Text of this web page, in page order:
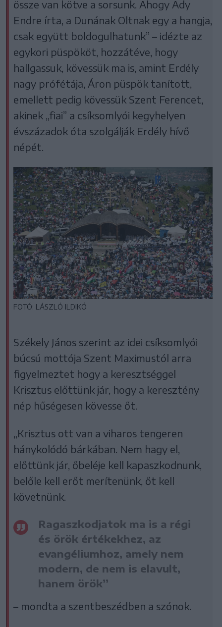
össze van kötve a sorsunk. Ahogy Ady
Endre írta, a Dunának Oltnak egy a hangja,
csak együtt boldogulhatunk” – idézte az
egykori püspököt, hozzátéve, hogy
hallgassuk, kövessük ma is, amint Erdély
nagy prófétája, Áron püspök tanított,
emellett pedig kövessük Szent Ferencet,
akinek „fiai” a csíksomlyói kegyhelyen
évszázadok óta szolgálják Erdély hívő
népét.
FOTÓ: LÁSZLÓ ILDIKÓ
Székely János szerint az idei csíksomlyói
búcsú mottója Szent Maximustól arra
figyelmeztet hogy a keresztséggel
Krisztus előttünk jár, hogy a keresztény
nép hűségesen kövesse őt.
„Krisztus ott van a viharos tengeren
hánykolódó bárkában. Nem hagy el,
előttünk jár, őbeléje kell kapaszkodnunk,
belőle kell erőt merítenünk, őt kell
követnünk.
Ragaszkodjatok ma is a régi
és örök értékekhez, az
evangéliumhoz, amely nem
modern, de nem is elavult,
hanem örök”
– mondta a szentbeszédben a szónok.